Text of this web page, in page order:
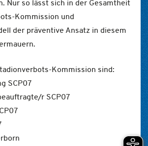
Nur so lässt sich in der Gesamtheit
Kommission und
der präventive Ansatz in diesem
Kommission sind:
SCP07
r SCP07